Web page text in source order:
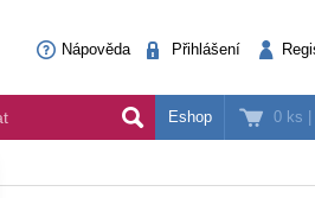
Nápověda Přihlášení
0 ks |
Eshop